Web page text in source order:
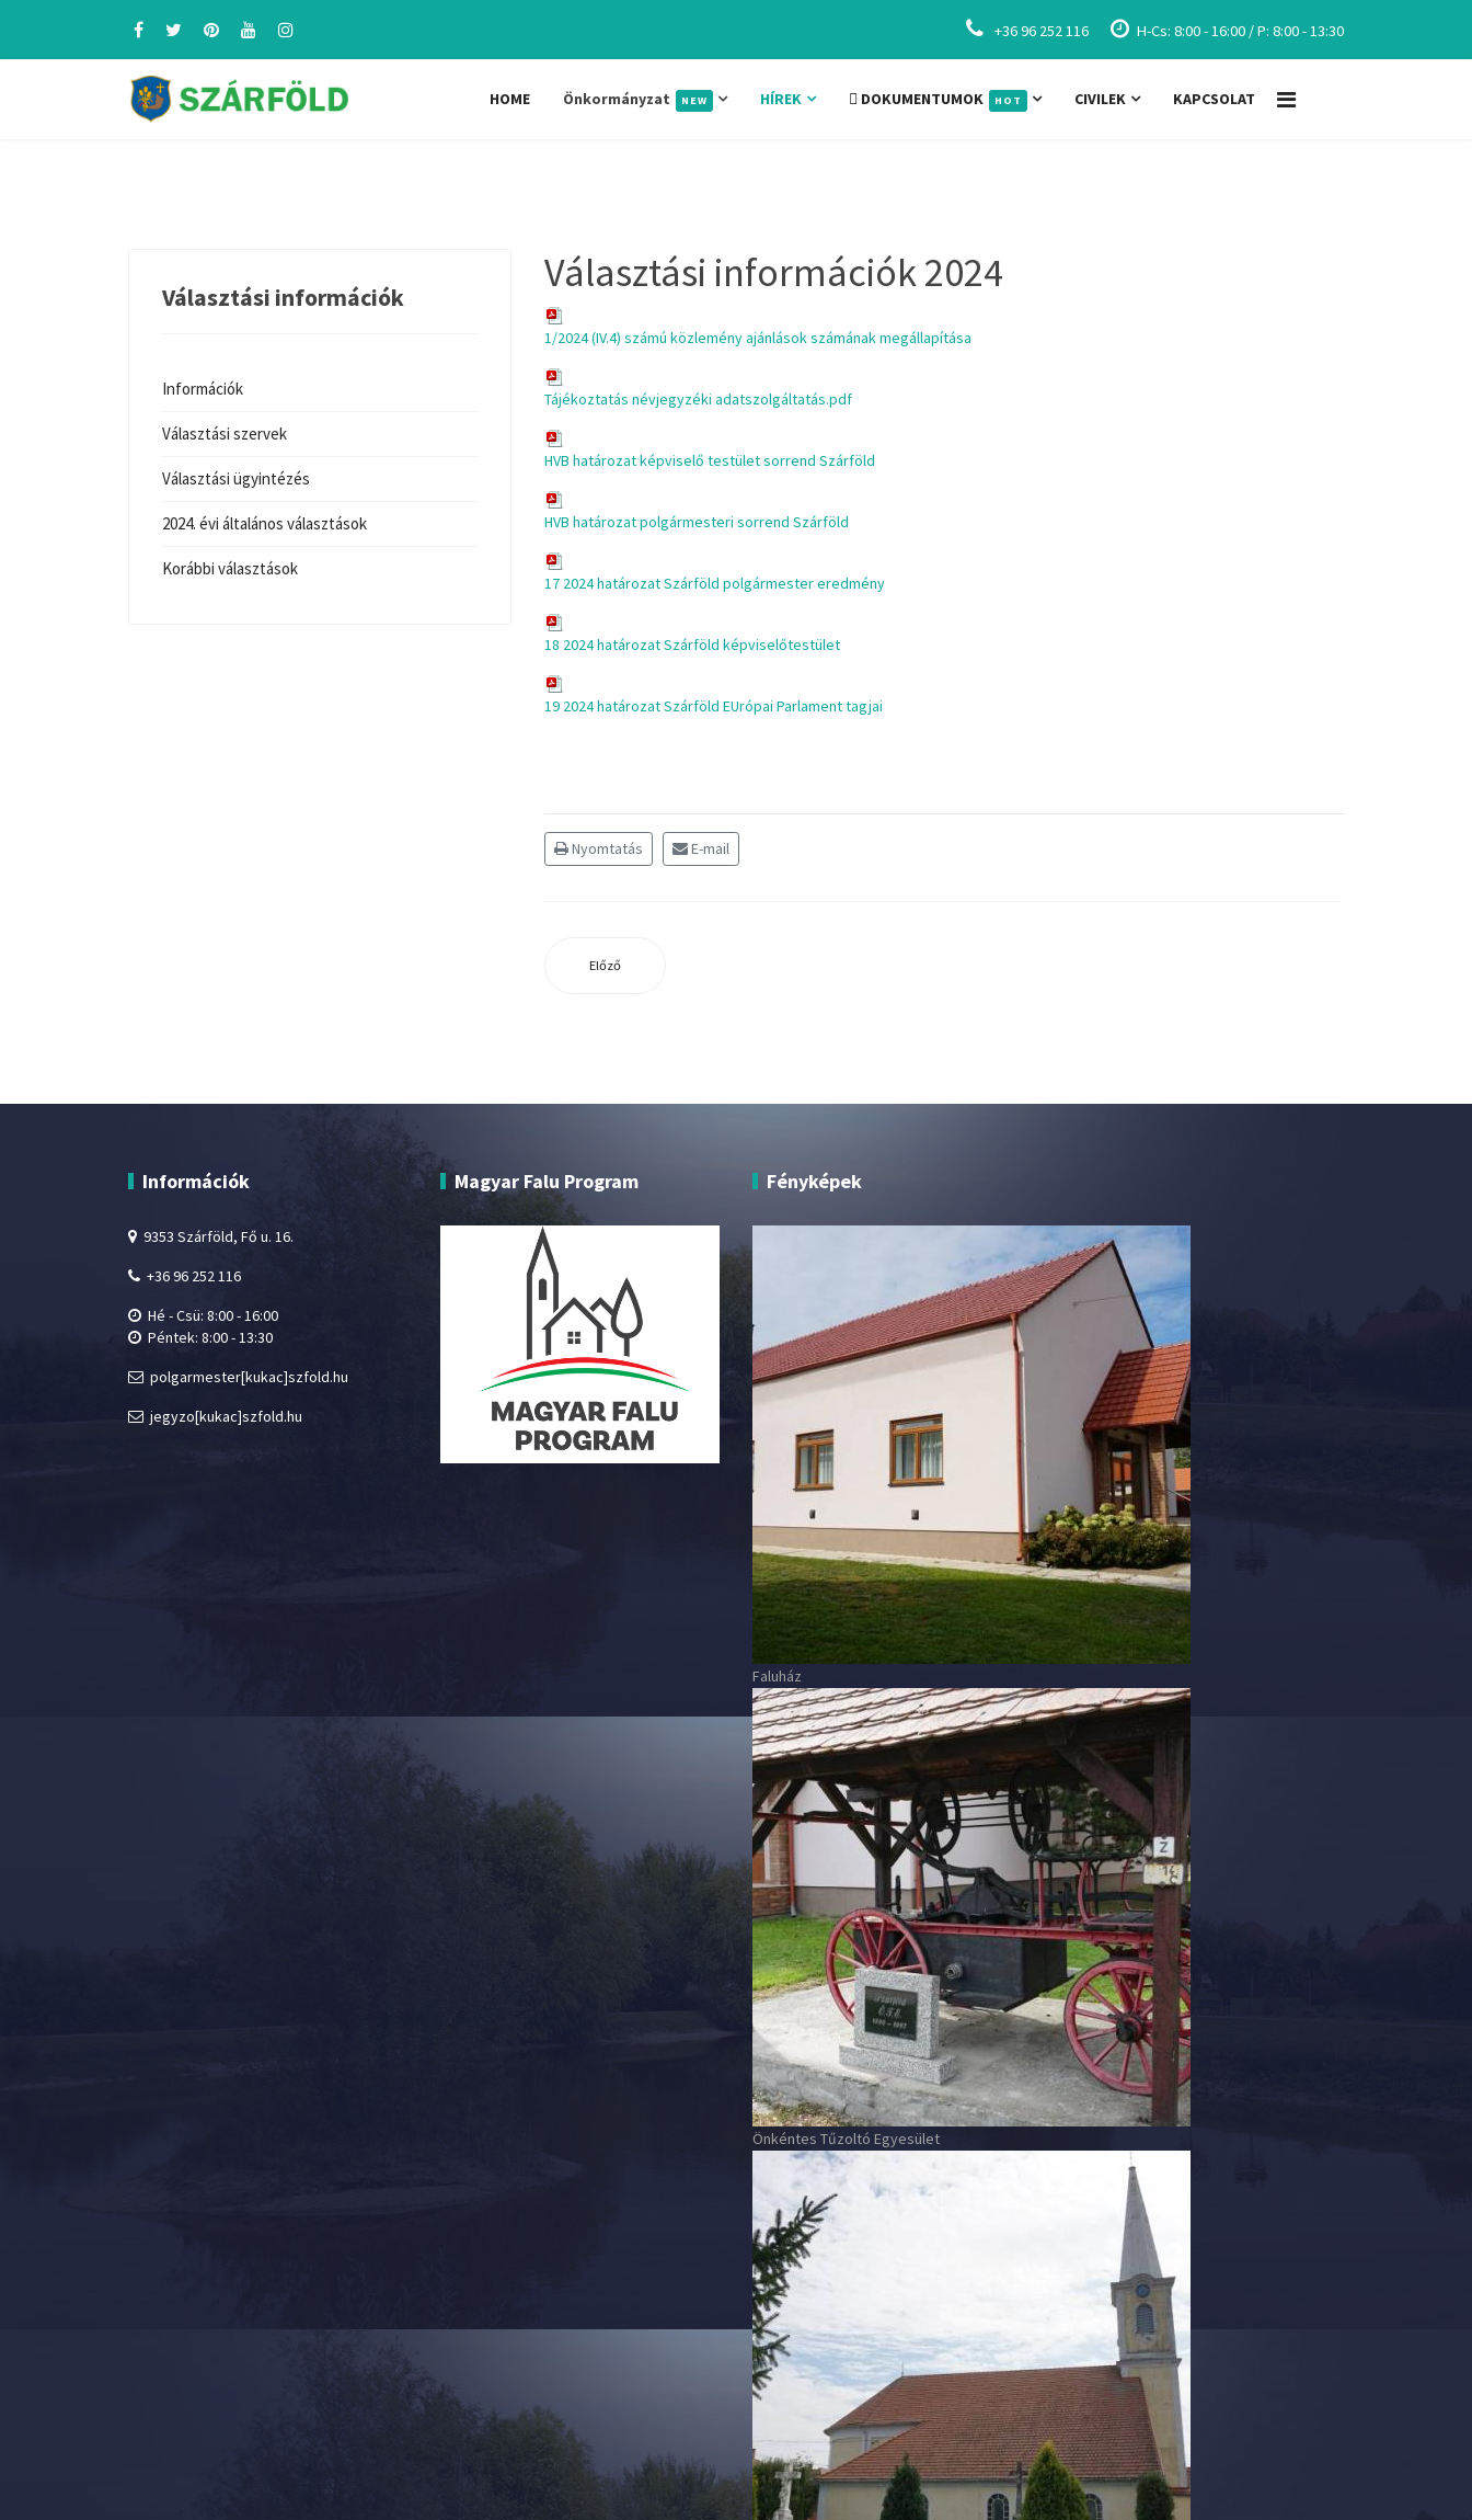
+36 96 252 116 H-Cs: 8:00 - 16:00 / P: 8:00 - 13:30
HOME Önkormányzat NEW HÍREK DOKUMENTUMOK HOT CIVILEK KAPCSOLAT
Választási információk
Információk
Választási szervek
Választási ügyintézés
2024. évi általános választások
Korábbi választások
Választási információk 2024
1/2024 (IV.4) számú közlemény ajánlások számának megállapítása
Tájékoztatás névjegyzéki adatszolgáltatás.pdf
HVB határozat képviselő testület sorrend Szárföld
HVB határozat polgármesteri sorrend Szárföld
17 2024 határozat Szárföld polgármester eredmény
18 2024 határozat Szárföld képviselőtestület
19 2024 határozat Szárföld EUrópai Parlament tagjai
Nyomtatás E-mail
Előző
Információk
9353 Szárföld, Fő u. 16.
+36 96 252 116
Hé - Csü: 8:00 - 16:00
Péntek: 8:00 - 13:30
polgarmester[kukac]szfold.hu
jegyzo[kukac]szfold.hu
Magyar Falu Program Fényképek
Faluház
Önkéntes Tűzoltó Egyesület